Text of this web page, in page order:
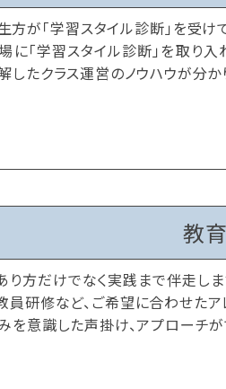
方が「学習スタイル診断」を受
に「学習スタイル診断」を取り
したクラス運営のノウハウが分か
教
り方だけでなく実践まで伴走し
員研修など、ご希望に合わせた
を意識した声掛け、アプローチが